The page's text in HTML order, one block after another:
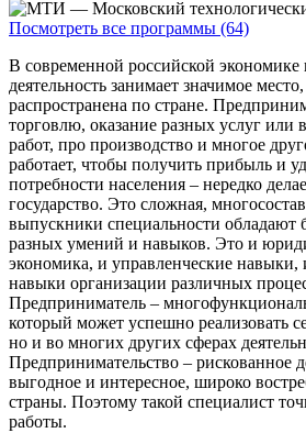
Посмотреть все программы (64)
В современной российской экономике
деятельность занимает значимое
распространена по стране.
торговлю, оказание разных услуг или
работ, про производство и многое
работает, чтобы получить прибыль и
потребности населения – нередко
государство. Это сложная,
выпускники специальности обладают
разных умений и навыков. Это и
экономика, и управленческие навыки,
навыки организации различных
Предприниматель –
который может успешно реализовать
но и во многих других сферах
Предпринимательство – рискованное
выгодное и интересное, широко
страны. Поэтому такой специалист
работы.